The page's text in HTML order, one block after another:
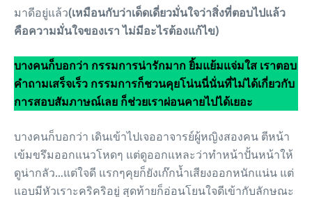
มาดีอยู่แล้ว(เหมือนกับว่าเด็ดเดี่ยวมั่นใจว่าสิ่งที่ตอบไปแล้ว
คือความมั่นใจของเรา ไม่มีอะไรต้องแก้ไข)
บางคนก็บอกว่า กรรมการน่ารักมาก ยิ้มแย้มแจ่มใส เราตอบ
คำถามเสร็จเร็ว กรรมการก็ชวนคุยโน่นนี่นั่นที่ไม่ได้เกี่ยวกับ
การสอบสัมภาษณ์เลย ก็ช่วยเราผ่อนคายไปได้เยอะ
บางคนก็บอกว่า เดินเข้าไปเจออาจารย์ผู้หญิงสองคน ตีหน้า
เข้มขรึมออกแนวโหดๆ แต่ดูออกแหละว่าทำหน้าปั้นหน้าให้
ดูน่ากลัว…แต่ใจดี แรกๆคุยก็ยังเก๊กน้ำเสียงออกหนักแน่น แต่
แอบมีหัวเราะคริคริอยู่ สุดท้ายก็อ่อนโยนใจดีเข้ากับลักษณะ